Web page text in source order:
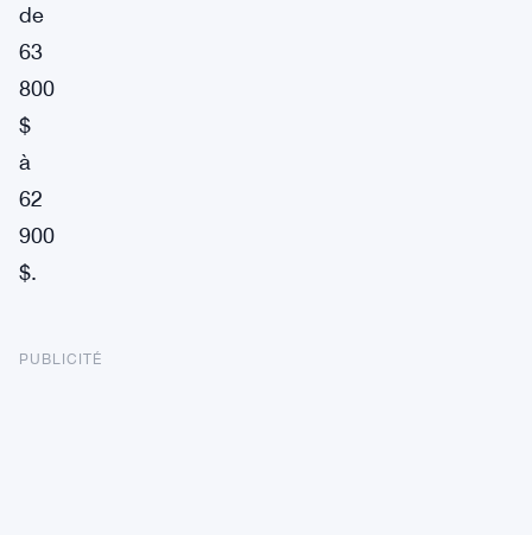
de
63
800
$
à
62
900
$.
PUBLICITÉ